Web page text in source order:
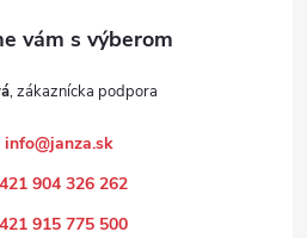
info@janza.sk
904 326 262
915 775 500